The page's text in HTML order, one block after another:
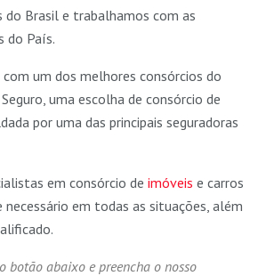
do Brasil e trabalhamos com as
do País.
um dos melhores consórcios do
uma escolha de consórcio de
por uma das principais seguradoras
em consórcio de imóveis e carros
em todas as situações, além
botão abaixo e preencha o nosso